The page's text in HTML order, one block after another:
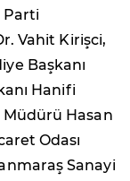
Parti
Vahit Kirişci,
Başkanı
Hanifi
Hasan
Odası
Sanayi